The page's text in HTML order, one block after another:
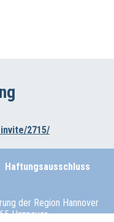
2715/
Haftungsausschluss
der Region Hannover
Hannover